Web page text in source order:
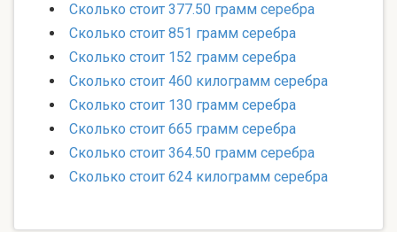
Сколько стоит 377.50 грамм серебра
Сколько стоит 851 грамм серебра
Сколько стоит 152 грамм серебра
Сколько стоит 460 килограмм серебра
Сколько стоит 130 грамм серебра
Сколько стоит 665 грамм серебра
Сколько стоит 364.50 грамм серебра
Сколько стоит 624 килограмм серебра